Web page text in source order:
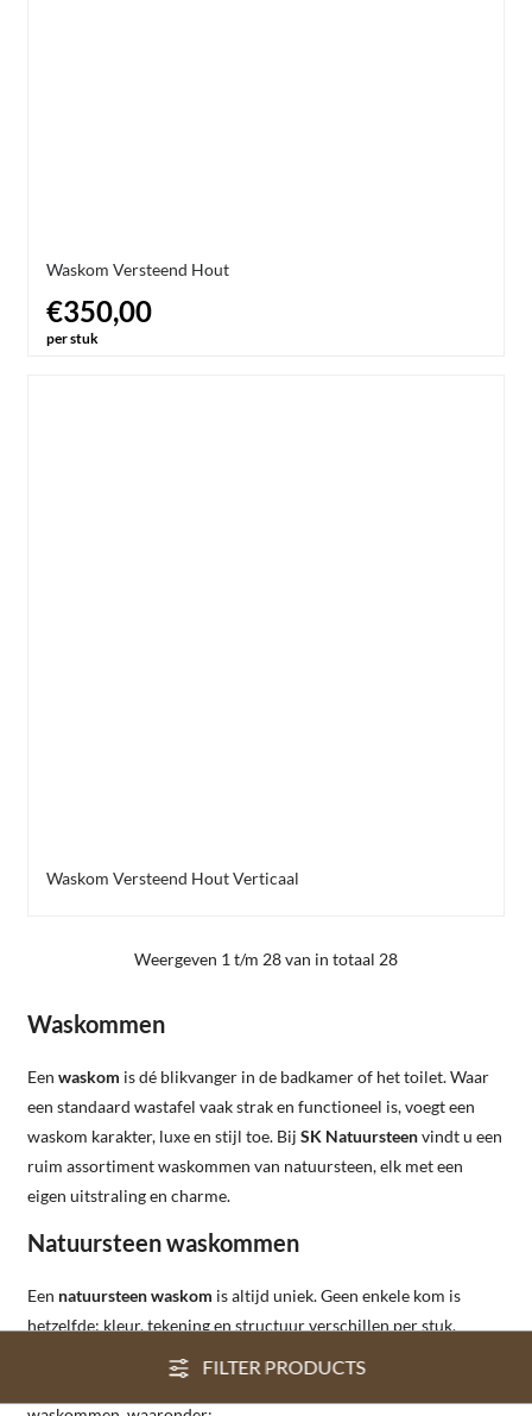
Waskommen
Een waskom is dé blikvanger in de badkamer of het toilet. Waar
een standaard wastafel vaak strak en functioneel is, voegt een
waskom karakter, luxe en stijl toe. Bij SK Natuursteenvindt u een
ruim assortiment waskommen van natuursteen, elk met een
eigen uitstraling en charme.
Natuursteen waskommen
Een natuursteen waskom is altijd uniek. Geen enkele kom is
hetzelfde: kleur, tekening en structuur verschillen per stuk.
Hierdoor krijgt uw badkamer een persoonlijke en exclusieve
uitstraling. Wij bieden verschillende soorten natuursteen
Waskom Versteend Hout
€350,00
per stuk
Waskom Versteend Hout Verticaal
Weergeven 1 t/m 28 van in totaal 28
FILTER PRODUCTS